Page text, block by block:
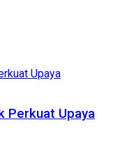
Perkuat Upaya